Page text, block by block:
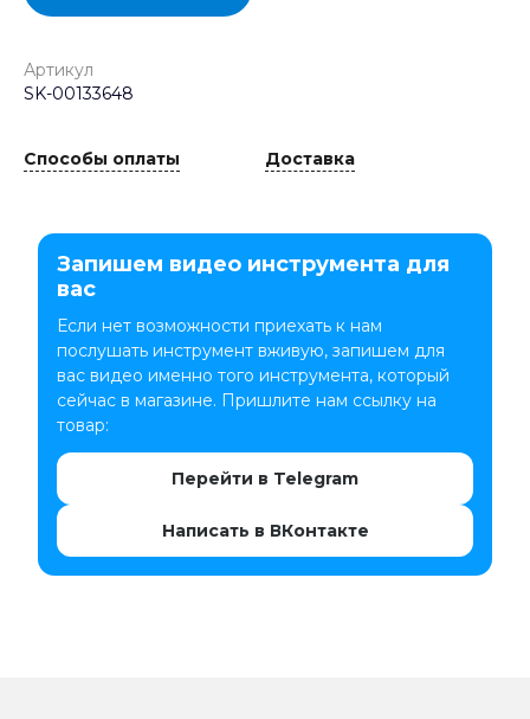
Артикул
SK-00133648
Способы оплаты Доставка
Запишем видео инструмента для
вас
Если нет возможности приехать к нам
послушать инструмент вживую, запишем для
вас видео именно того инструмента, который
сейчас в магазине. Пришлите нам ссылку на
товар:
Перейти в Telegram
Написать в ВКонтакте